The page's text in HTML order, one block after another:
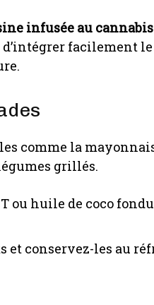
infusée au cannabis
facilement
comme la
grillés.
ou huile de coco
conservez-les au